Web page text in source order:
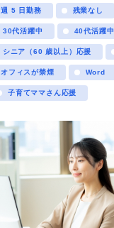
週 5 日勤務 残業なし
30代活躍中 40代活躍中
シニア（60 歳以上）応援
オフィスが禁煙 Word
子育てママさん応援